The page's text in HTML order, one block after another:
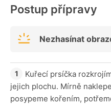
Postup přípravy
Nezhasínat
Kuřecí prsíčka
jejich plochu. Mírně
posypeme kořením,